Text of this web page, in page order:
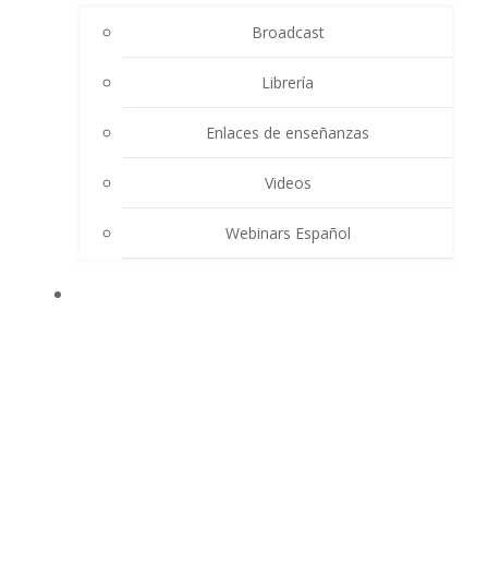
Broadcast
Librería
Enlaces de enseñanzas
Videos
Webinars Español